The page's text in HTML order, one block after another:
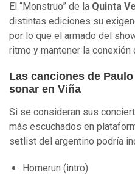
El “Monstruo” de la Quinta
distintas ediciones su
por lo que el armado del
ritmo y mantener la conexión
Las canciones de
sonar en Viña
Si se consideran sus
más escuchados en
setlist del argentino podría
Homerun (intro)